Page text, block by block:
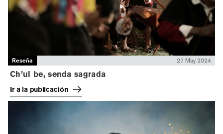
Reseña 27 May 2024
Ch’ul be, senda sagrada
Ir a la publicación